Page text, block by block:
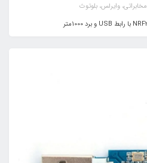
مخابراتی، وایرلس، بلوتوث